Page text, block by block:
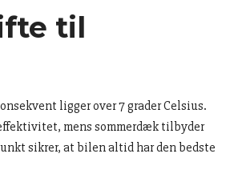
til
ligger over 7 grader Celsius.
mens sommerdæk tilbyder
sikrer, at bilen altid har den bedste